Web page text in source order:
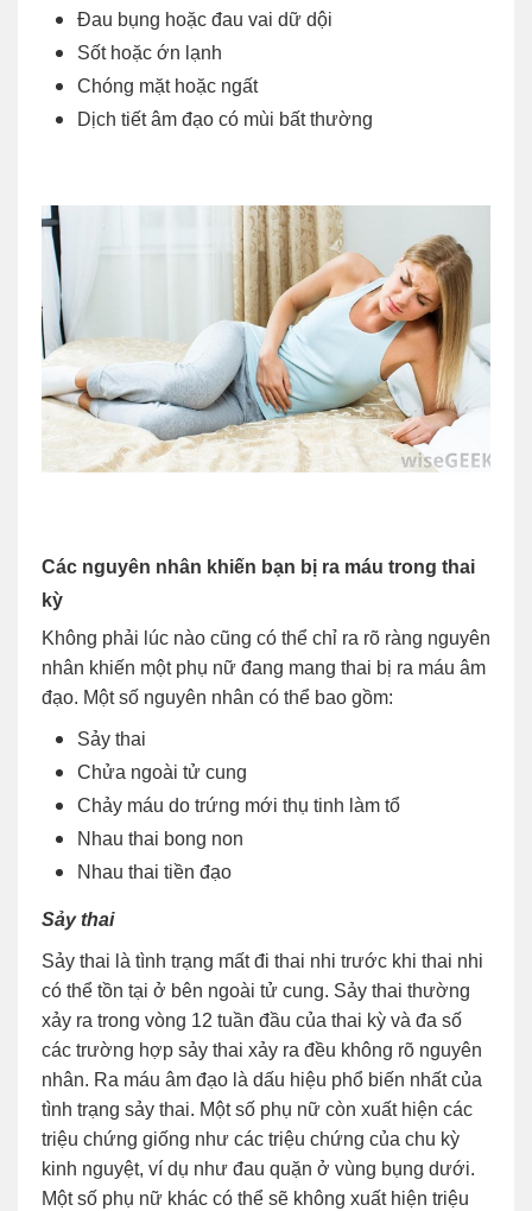
Đau bụng hoặc đau vai dữ dội
Sốt hoặc ớn lạnh
Chóng mặt hoặc ngất
Dịch tiết âm đạo có mùi bất thường
Các nguyên nhân khiến bạn bị ra máu trong thai
kỳ
Không phải lúc nào cũng có thể chỉ ra rõ ràng nguyên
nhân khiến một phụ nữ đang mang thai bị ra máu âm
đạo. Một số nguyên nhân có thể bao gồm:
Sảy thai
Chửa ngoài tử cung
Chảy máu do trứng mới thụ tinh làm tổ
Nhau thai bong non
Nhau thai tiền đạo
Sảy thai
Sảy thai là tình trạng mất đi thai nhi trước khi thai nhi
có thể tồn tại ở bên ngoài tử cung. Sảy thai thường
xảy ra trong vòng 12 tuần đầu của thai kỳ và đa số
các trường hợp sảy thai xảy ra đều không rõ nguyên
nhân. Ra máu âm đạo là dấu hiệu phổ biến nhất của
tình trạng sảy thai. Một số phụ nữ còn xuất hiện các
triệu chứng giống như các triệu chứng của chu kỳ
kinh nguyệt, ví dụ như đau quặn ở vùng bụng dưới.
Một số phụ nữ khác có thể sẽ không xuất hiện triệu